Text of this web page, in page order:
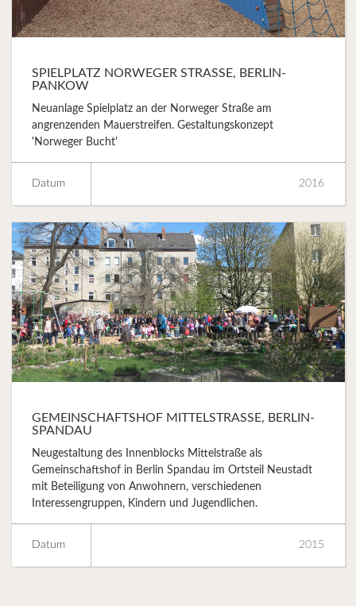
SPIELPLATZ NORWEGER STRASSE, BERLIN-P
ANKOW
Neuanlage Spielplatz an der Norweger Straße am
angrenzenden Mauerstreifen. Gestaltungskonzept
'Norweger Bucht'
Datum 2016
GEMEINSCHAFTSHOF MITTELSTRASSE, BERLIN-S
PANDAU
Neugestaltung des Innenblocks Mittelstraße als
Gemeinschaftshof in Berlin Spandau im Ortsteil Neustadt
mit Beteiligung von Anwohnern, verschiedenen
Interessengruppen, Kindern und Jugendlichen.
Datum 2015